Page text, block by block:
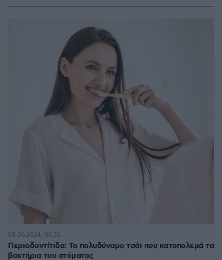
Περιοδοντίτιδα: Το πολυδύναμο τσάι που καταπολεμά τα
βακτήρια του στόματος
08.06.2024, 00:53